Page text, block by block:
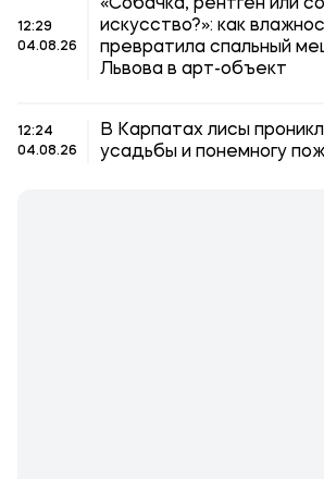
12:29
04.08.26
«Собачка, рентген или
искусство?»: как
превратила спальный
Львова в арт-объект
12:24
04.08.26
В Карпатах лисы
усадьбы и понемногу